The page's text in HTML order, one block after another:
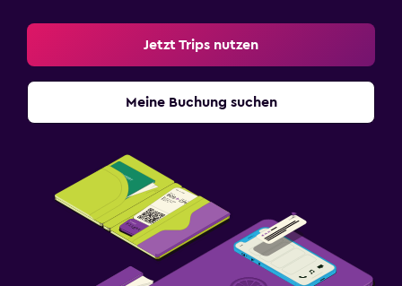
Jetzt Trips nutzen
Meine Buchung suchen